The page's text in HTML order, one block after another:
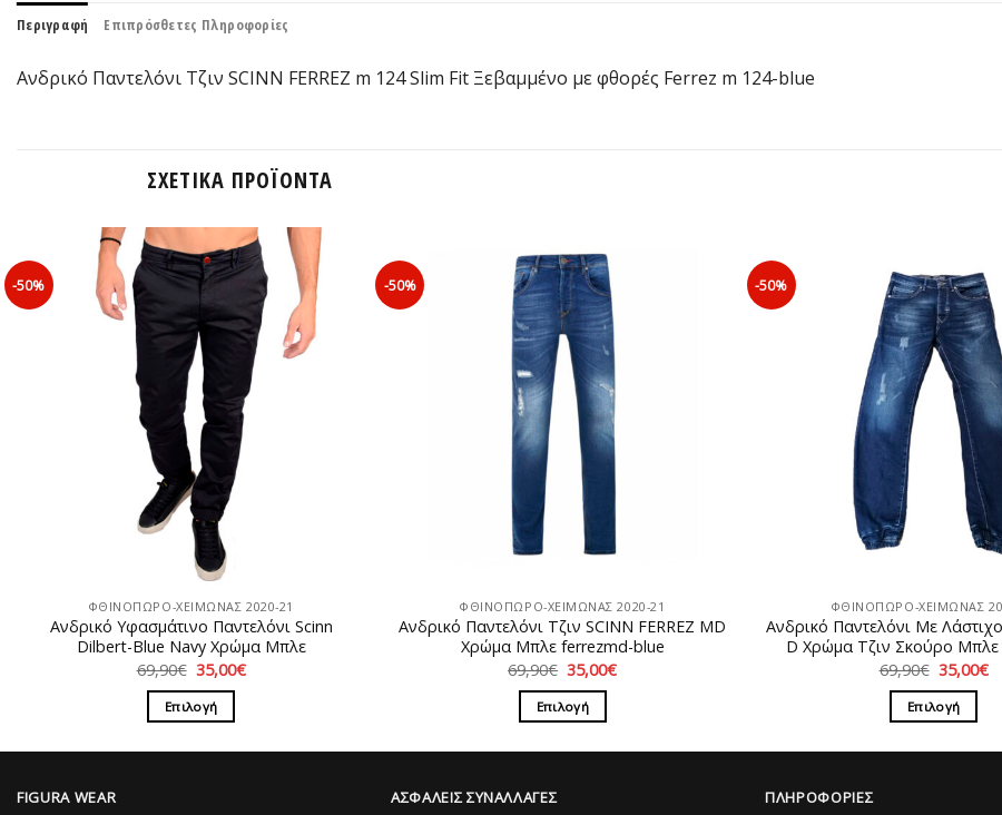
Περιγραφή Επιπρόσθετες Πληροφορίες
Ανδρικό Παντελόνι Τζιν SCINN FERREZ m 124 Slim Fit Ξεβαμμένο με φθορές Ferrez m 124-blue
ΣΧΕΤΙΚΆ ΠΡΟΪΌΝΤΑ
-50%
ΦΘΙΝΟΠΩΡΟ-ΧΕΙΜΩΝΑΣ 2020-21
Ανδρικό Υφασμάτινο Παντελόνι Scinn
Dilbert-Blue Navy Χρώμα Μπλε
69,90€ Original
price
was:
69,90€.
35,00€Η
Επιλογή
-50%
ΦΘΙΝΟΠΩΡΟ-ΧΕΙΜΩΝΑΣ 2020-21
Ανδρικό Παντελόνι Τζιν SCINN FERREZ MD
Χρώμα Μπλε ferrezmd-blue
69,90€ Original
price
was:
69,90€.
35,00€Η
Επιλογή
-50%
ΦΘΙΝΟΠΩΡΟ-ΧΕΙΜΩΝΑΣ
Ανδρικό Παντελόνι Με
D Χρώμα Τζιν Σκούρο Μπλε
69,90€ Original
price
was:
69,90€.
35,00€Η
Επιλογή
FIGURA WEAR ΑΣΦΑΛΕΙΣ ΣΥΝΑΛΛΑΓΕΣ ΠΛΗΡΟΦΟΡΙΕΣ